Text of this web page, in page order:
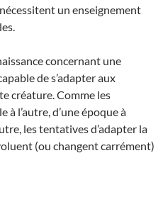
un enseignement
concernant une
de s’adapter aux
créature. Comme les
l’autre, d’une époque à
les tentatives d’adapter la
(ou changent carrément)